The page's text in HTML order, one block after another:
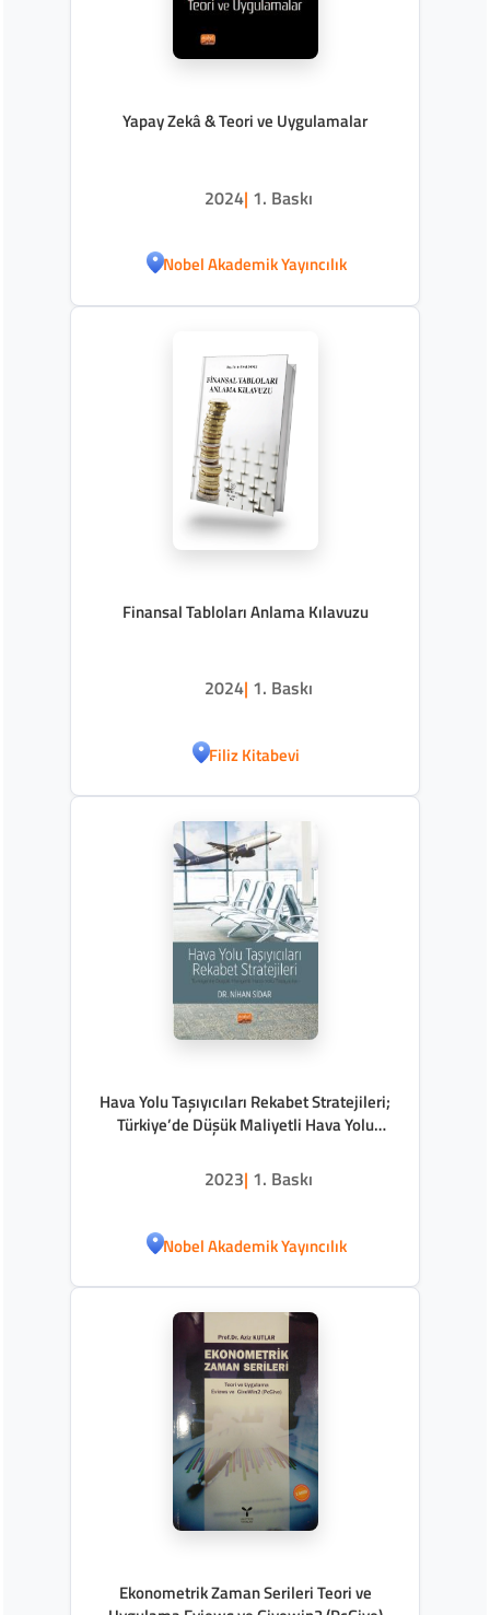
Yapay Zekâ & Teori ve Uygulamalar
2024| 1. Baskı
Nobel Akademik Yayıncılık
Finansal Tabloları Anlama Kılavuzu
2024| 1. Baskı
Filiz Kitabevi
Hava Yolu Taşıyıcıları Rekabet Stratejileri;
Türkiye’de Düşük Maliyetli Hava Yolu
2023| 1. Baskı
Nobel Akademik Yayıncılık
Ekonometrik Zaman Serileri Teori ve